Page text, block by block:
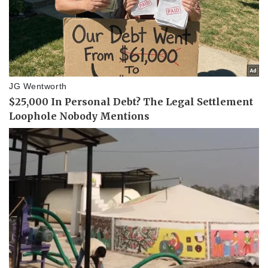
Thể thao
Bóng đá
Lịch thi đấu bóng đá
Ô tô - Xe máy
Ô tô
Xe máy